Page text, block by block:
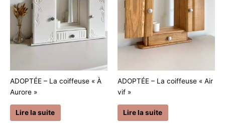
ADOPTÉE – La coiffeuse « À
Aurore »
Lire la suite
ADOPTÉE – La coiffeuse « Air
vif »
Lire la suite